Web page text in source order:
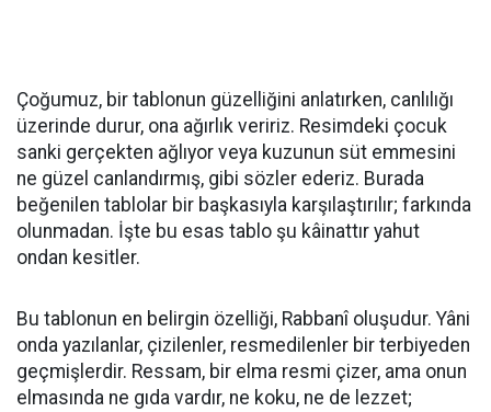
Çoğumuz, bir tablonun güzelliğini anlatırken, canlılığı
üzerinde durur, ona ağırlık veririz. Resimdeki çocuk
sanki gerçekten ağlıyor veya kuzunun süt emmesini
ne güzel canlandırmış, gibi sözler ederiz. Burada
beğenilen tablolar bir başkasıyla karşılaştırılır; farkında
olunmadan. İşte bu esas tablo şu kâinattır yahut
ondan kesitler.
Bu tablonun en belirgin özelliği, Rabbanî oluşudur. Yâni
onda yazılanlar, çizilenler, resmedilenler bir terbiyeden
geçmişlerdir. Ressam, bir elma resmi çizer, ama onun
elmasında ne gıda vardır, ne koku, ne de lezzet;